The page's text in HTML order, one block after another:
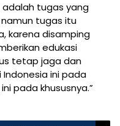
adalah tugas yang
tugas itu
karena disamping
edukasi
tetap jaga dan
ini pada
pada khususnya.”